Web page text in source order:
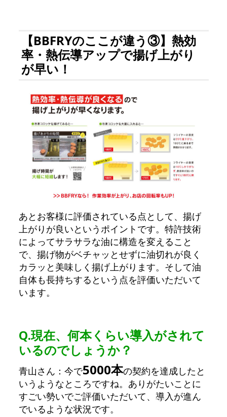
【BBFRYのここが違う③】熱効
率・熱伝導アップで揚げ上がり
が早い！
あとお客様に評価されている点として、揚げ
上がりが良いというポイントです。特許技術
によってサラサラな油に構造を変えること
で、揚げ物がベチャッとせずに油切れが良く
カラッと美味しく揚げ上がります。そして油
自体も長持ちするという点を評価いただいて
います。
Q.現在、何本くらい導入がされて
いるのでしょうか？
青山さん：今で5000本の契約を達成したと
いうようなところですね。ありがたいことに
すごい勢いでご評価いただいて、導入が進ん
でいるような状況です。